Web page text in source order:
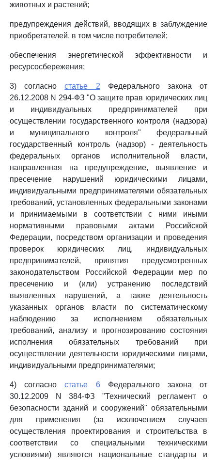
животных и растений;
предупреждения действий, вводящих в заблуждение
приобретателей, в том числе потребителей;
обеспечения энергетической эффективности и
ресурсосбережения;
3) согласностатье 2 Федерального закона от
26.12.2008 N 294-ФЗ "О защите прав юридических лиц
и индивидуальных предпринимателей при
осуществлении государственного контроля (надзора)
и муниципального контроля" федеральный
государственный контроль (надзор) - деятельность
федеральных органов исполнительной власти,
направленная на предупреждение, выявление и
пресечение нарушений юридическими лицами,
индивидуальными предпринимателями обязательных
требований, установленных федеральными законами
и принимаемыми в соответствии с ними иными
нормативными правовыми актами Российской
Федерации, посредством организации и проведения
проверок юридических лиц, индивидуальных
предпринимателей, принятия предусмотренных
законодательством Российской Федерации мер по
пресечению и (или) устранению последствий
выявленных нарушений, а также деятельность
указанных органов власти по систематическому
наблюдению за исполнением обязательных
требований, анализу и прогнозированию состояния
исполнения обязательных требований при
осуществлении деятельности юридическими лицами,
индивидуальными предпринимателями;
4) согласностатье 6Федерального закона от
30.12.2009 N 384-ФЗ "Технический регламент о
безопасности зданий и сооружений" обязательными
для применения (за исключением случаев
осуществления проектирования и строительства в
соответствии со специальными техническими
условиями) являются национальные стандарты и